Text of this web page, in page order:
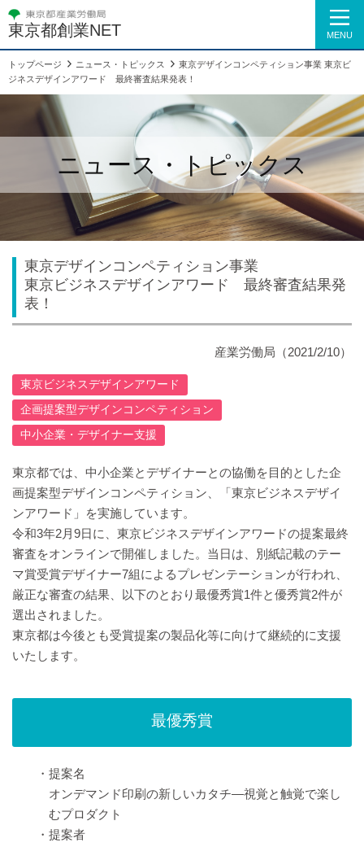
東京都創業NET MENU
トップページ ニュース・トピックス
東京デザインコンペティション事業 東京ビ
ジネスデザインアワード 最終審査結果発表！
ニュース・トピックス
東京デザインコンペティション事業
東京ビジネスデザインアワード 最終審査結果発
表！
産業労働局 （2021/2/10）
東京ビジネスデザインアワード
企画提案型デザインコンペティション
中小企業・デザイナー支援
東京都では、中小企業とデザイナーとの協働を目的とした企
画提案型デザインコンペティション、「東京ビジネスデザイ
ンアワード」を実施しています。
令和3年2月9日に、東京ビジネスデザインアワードの提案最終
審査をオンラインで開催しました。当日は、別紙記載のテー
マ賞受賞デザイナー7組によるプレゼンテーションが行われ、
厳正な審査の結果、以下のとおり最優秀賞1件と優秀賞2件が
選出されました。
東京都は今後とも受賞提案の製品化等に向けて継続的に支援
いたします。
最優秀賞
・提案名
オンデマンド印刷の新しいカタチ—視覚と触覚で楽し
むプロダクト
・提案者